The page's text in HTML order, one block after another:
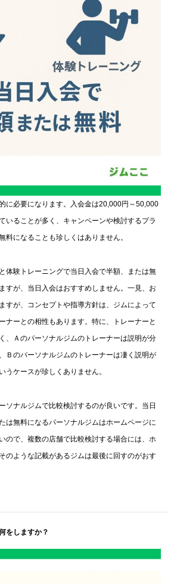
に必要になります。入会金は20,000円～50,000
いることが多く、キャンペーンや検討するプラ
料になることも珍しくはありません。
体験トレーニングで当日入会で半額、または無
すが、当日入会はおすすめしません。一見、お
すが、コンセプトや指導方針は、ジムによって
ナーとの相性もあります。特に、トレーナーと
、Ａのパーソナルジムのトレーナーは説明が分
Ｂのパーソナルジムのトレーナーは凄く説明が
うケースが珍しくありません。
ソナルジムで比較検討するのが良いです。当日
は無料になるパーソナルジムはホームページに
ので、複数の店舗で比較検討する場合には、ホ
のような記載があるジムは最後に回すのがおす
をしますか？